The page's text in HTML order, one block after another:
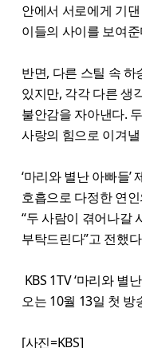
안에서 서로에게 기
이들의 사이를 보여
반면, 다른 스틸 속
있지만, 각각 다른 생
불안감을 자아낸다.
사랑의 힘으로 이겨
‘마리와 별난 아빠들’
호흡으로 다정한 연
“두 사람이 겪어나갈
부탁드린다”고 전했
KBS 1TV ‘마리와 별
오는 10월 13일 첫 방
[사진=KBS]